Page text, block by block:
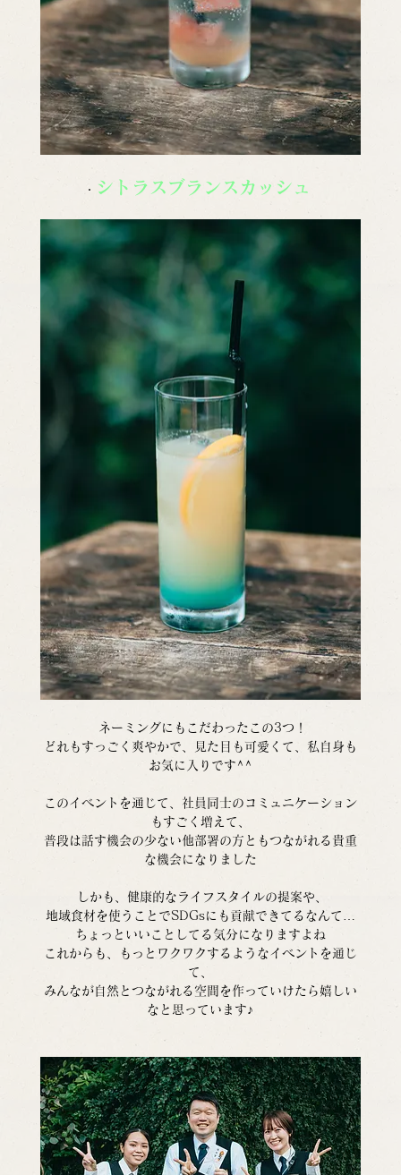
・ シトラスブランスカッシュ
ネーミングにもこだわったこの3つ！
どれもすっごく爽やかで、見た目も可愛くて、私自身も
お気に入りです^^
このイベントを通じて、社員同士のコミュニケーション
もすごく増えて、
普段は話す機会の少ない他部署の方ともつながれる貴重
な機会になりました
しかも、健康的なライフスタイルの提案や、
地域食材を使うことでSDGsにも貢献できてるなんて…
ちょっといいことしてる気分になりますよね
これからも、もっとワクワクするようなイベントを通じ
て、
みんなが自然とつながれる空間を作っていけたら嬉しい
なと思っています♪